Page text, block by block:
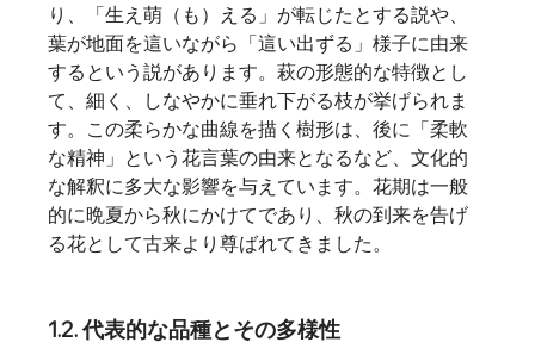
り、「生え萌（も）える」が転じたとする説や、
葉が地面を這いながら「這い出ずる」様子に由来
するという説があります。萩の形態的な特徴とし
て、細く、しなやかに垂れ下がる枝が挙げられま
す。この柔らかな曲線を描く樹形は、後に「柔軟
な精神」という花言葉の由来となるなど、文化的
な解釈に多大な影響を与えています。花期は一般
的に晩夏から秋にかけてであり、秋の到来を告げ
る花として古来より尊ばれてきました。
1.2. 代表的な品種とその多様性